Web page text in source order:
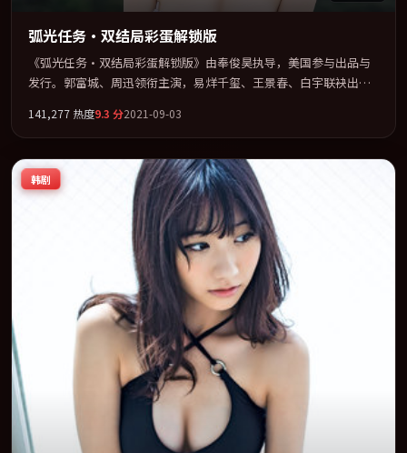
弧光任务·双结局彩蛋解锁版
《弧光任务·双结局彩蛋解锁版》由奉俊昊执导，美国参与出品与
发行。郭富城、周迅领衔主演，易烊千玺、王景春、白宇联袂出
为骨架，在叙事、表演与视听上力求统一。定于 2021-09-10 在内地
院线及主流平台同步亮相，2021 年度话题片中口碑稳健，适合喜欢
强情节与人物弧光的观众完整观看。
141,277 热度9.3 分2021-09-03
韩剧